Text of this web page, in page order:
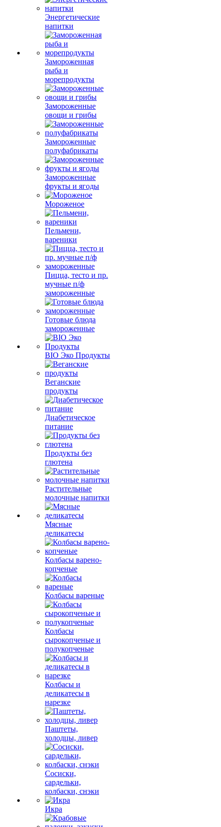
Энергетические
напитки
Замороженная
рыба и
морепродукты
Замороженные
овощи и грибы
Замороженные
полуфабрикаты
Замороженные
фрукты и ягоды
Мороженое
Пельмени,
вареники
Пицца, тесто и пр.
мучные п/ф
замороженные
Готовые блюда
замороженные
BIO Эко Продукты
Веганские
продукты
Диабетическое
питание
Продукты без
глютена
Растительные
молочные напитки
Мясные
деликатесы
Колбасы варено-
копченые
Колбасы вареные
Колбасы
сырокопченые и
полукопченые
Колбасы и
деликатесы в
нарезке
Паштеты,
холодцы, ливер
Сосиски,
сардельки,
колбаски, снэки
Икра